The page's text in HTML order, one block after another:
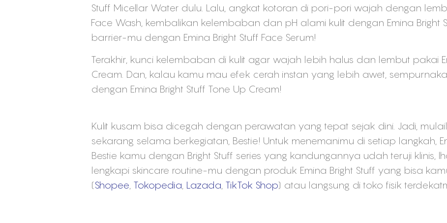
Stuff Micellar Water dulu. Lalu, angkat kotoran di pori-pori wajah dengan
Face Wash, kembalikan kelembaban dan pH alami kulit dengan Emina Bright
barrier-mu dengan Emina Bright Stuff Face Serum!
Terakhir, kunci kelembaban di kulit agar wajah lebih halus dan lembut pakai
Cream. Dan, kalau kamu mau efek cerah instan yang lebih awet,
dengan Emina Bright Stuff Tone Up Cream!
Kulit kusam bisa dicegah dengan perawatan yang tepat sejak dini. Jadi,
sekarang selama berkegiatan, Bestie! Untuk menemanimu di setiap langkah,
Bestie kamu dengan Bright Stuff series yang kandungannya udah teruji klinis,
lengkapi skincare routine-mu dengan produk Emina Bright Stuff yang bisa
(Shopee, Tokopedia, Lazada, TikTok Shop) atau langsung di toko fisik